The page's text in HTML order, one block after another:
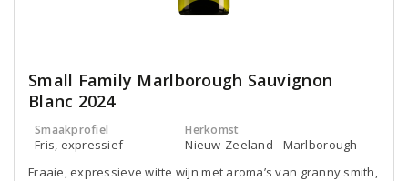
Small Family Marlborough Sauvignon
Blanc 2024
Smaakprofiel
Fris, expressief
Herkomst
Nieuw-Zeeland - Marlborough
Fraaie, expressieve witte wijn met aroma’s van granny smith,